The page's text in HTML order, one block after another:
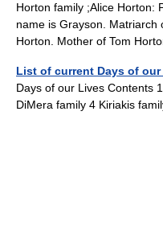
Horton family ;Alice Horton:
name is Grayson. Matriarch
Horton. Mother of Tom
List of current Days of
Days of our Lives Contents
DiMera family 4 Kiriakis